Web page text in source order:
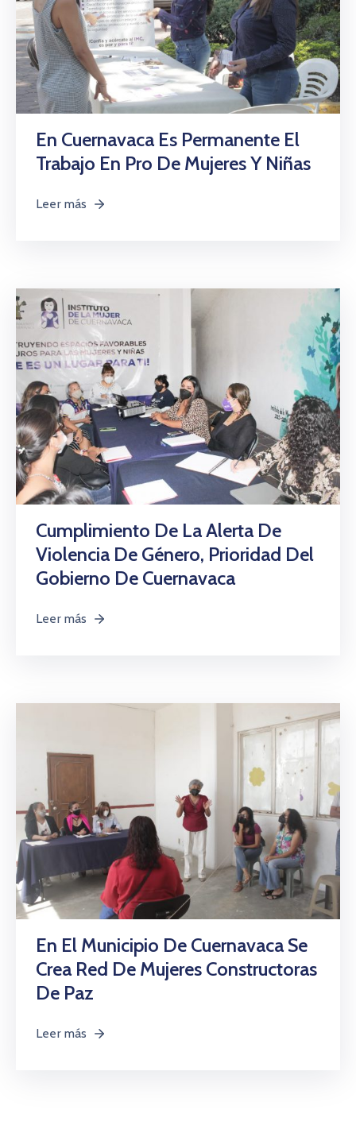
En Cuernavaca Es Permanente El
Trabajo En Pro De Mujeres Y Niñas
Leer más
Cumplimiento De La Alerta De
Violencia De Género, Prioridad Del
Gobierno De Cuernavaca
Leer más
En El Municipio De Cuernavaca Se
Crea Red De Mujeres Constructoras
De Paz
Leer más